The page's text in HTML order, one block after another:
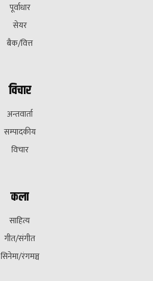
पूर्वाधार
सेयर
बैक/वित्त
विचार
अन्तवार्ता
सम्पादकीय
विचार
कला
साहित्य
गीत/संगीत
सिनेमा/रंगमञ्च